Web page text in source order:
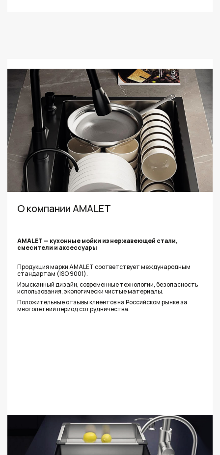
О компании AMALET
AMALET — кухонные мойки из нержавеющей стали,
смесители и аксессуары
Продукция марки AMALET соответствует международным
стандартам (ISO 9001).
Изысканный дизайн, современные технологии, безопасность
использования, экологически чистые материалы.
Положительные отзывы клиентов на Российском рынке за
многолетний период сотрудничества.